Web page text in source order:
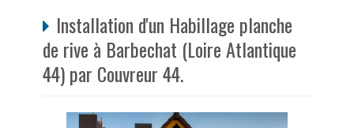
Installation d'un Habillage planche
de rive à Barbechat (Loire Atlantique
44) par Couvreur 44.